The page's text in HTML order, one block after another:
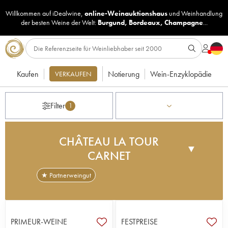
Willkommen auf iDealwine, online-Weinauktionshaus undWeinhandlung
der besten Weine der Welt: Burgund, Bordeaux, Champagne...
Kaufen VERKAUFEN Notierung Wein-Enzyklopädie
Filter 1
CHÂTEAU LA TOUR
CARNET
▼
★ Partnerweingut
Wassergräben und seiner Zugbrücke ein sehr
PRIMEUR-WEINE FESTPREISE